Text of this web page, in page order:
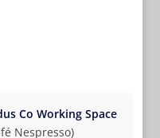
Co Working Space
Nespresso)